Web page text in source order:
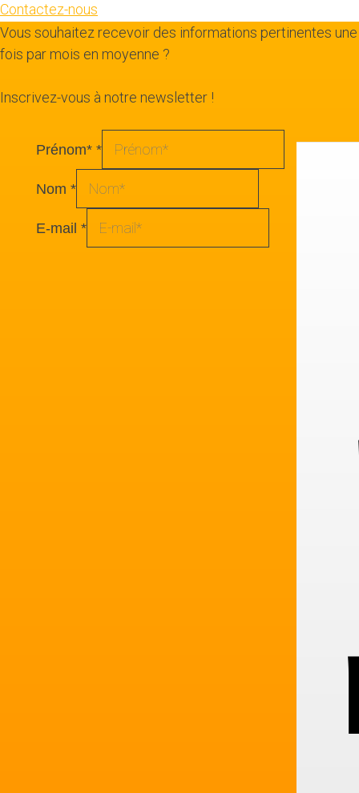
Contactez-nous
Vous souhaitez recevoir des informations pertinentes une
fois par mois en moyenne ?
Inscrivez-vous à notre newsletter !
Prénom* *
Nom *
E-mail *